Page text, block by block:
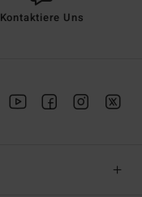
Kontaktiere Uns